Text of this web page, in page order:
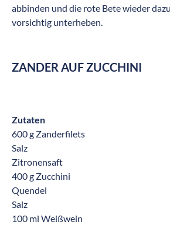
abbinden und die rote Bete wieder
vorsichtig unterheben.
ZANDER AUF ZUCCHINI
Zutaten
600 g Zanderfilets
Salz
Zitronensaft
400 g Zucchini
Quendel
Salz
100 ml Weißwein